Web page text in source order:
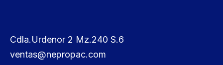
Cdla.Urdenor 2 Mz.240 S.6
ventas@nepropac.com